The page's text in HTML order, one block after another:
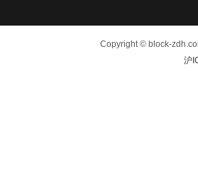
Copyright © block-
沪